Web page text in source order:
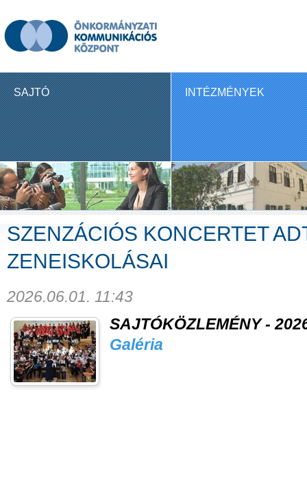
SAJTÓ INTÉZMÉNYEK
SZENZÁCIÓS KONCERTET
ZENEISKOLÁSAI
2026.06.01. 11:43
SAJTÓKÖZLEMÉNY -
Galéria